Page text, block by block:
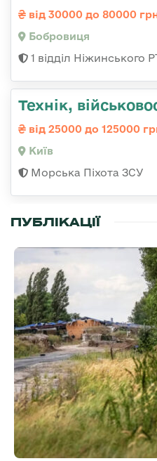
від 30000 до 80000
Бобровиця
1 відділ Ніжинського
Технік,
від 25000 до 125000
Київ
Морська Піхота ЗСУ
ПУБЛІКАЦІЇ